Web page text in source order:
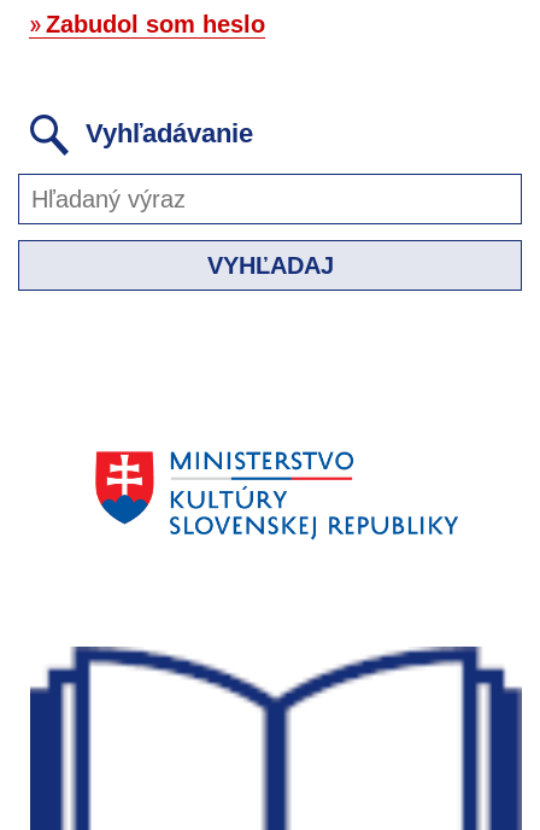
Zabudol som heslo
Vyhľadávanie
VYHĽADAJ